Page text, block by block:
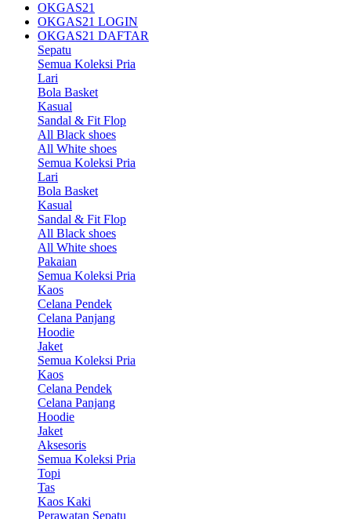
OKGAS21
OKGAS21 LOGIN
OKGAS21 DAFTAR
Sepatu
Semua Koleksi Pria
Lari
Bola Basket
Kasual
Sandal & Fit Flop
All Black shoes
All White shoes
Semua Koleksi Pria
Lari
Bola Basket
Kasual
Sandal & Fit Flop
All Black shoes
All White shoes
Pakaian
Semua Koleksi Pria
Kaos
Celana Pendek
Celana Panjang
Hoodie
Jaket
Semua Koleksi Pria
Kaos
Celana Pendek
Celana Panjang
Hoodie
Jaket
Aksesoris
Semua Koleksi Pria
Topi
Tas
Kaos Kaki
Perawatan Sepatu